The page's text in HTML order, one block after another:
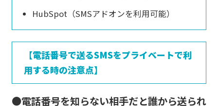
HubSpot（SMSアドオンを利用可能）
【電話番号で送るSMSをプライベートで利
用する時の注意点】
●電話番号を知らない相手だと誰から送られ